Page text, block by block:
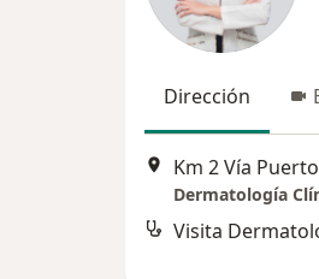
Dirección
Km 2 Vía
Visita